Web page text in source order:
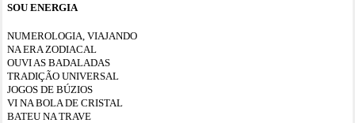
SOU ENERGIA
NUMEROLOGIA, VIAJANDO
NA ERA ZODIACAL
OUVI AS BADALADAS
TRADIÇÃO UNIVERSAL
JOGOS DE BÚZIOS
VI NA BOLA DE CRISTAL
BATEU NA TRAVE